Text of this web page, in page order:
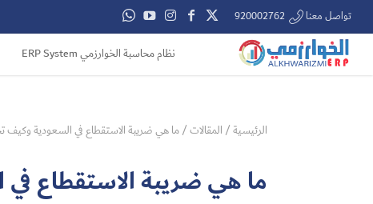
تواصل معنا 920002762
نظام محاسبة الخوارزمي ERP System
الرئيسية/ المقالات/ما هي ضريبة الاستقطاع في السعودية
ما هي ضريبة الاستقطاع